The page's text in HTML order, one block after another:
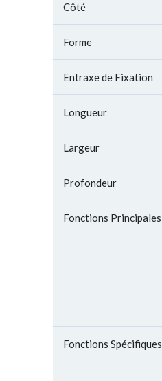
Côté
Forme
Entraxe de Fixation
Longueur
Largeur
Profondeur
Fonctions Principales
Fonctions Spécifiques